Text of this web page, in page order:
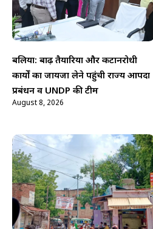
बलिया: बाढ़ तैयारियों और कटानरोधी
कार्यों का जायजा लेने पहुंची राज्य आपदा
प्रबंधन व UNDP की टीम
August 8, 2026